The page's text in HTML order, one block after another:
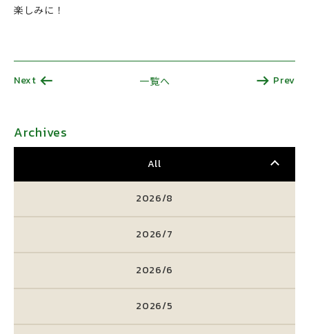
楽しみに！
Next 一覧へ Prev
Archives
All
2026/8
2026/7
2026/6
2026/5